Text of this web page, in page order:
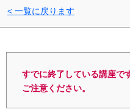
一覧に戻ります
すでに終了している講座で
ご注意ください。